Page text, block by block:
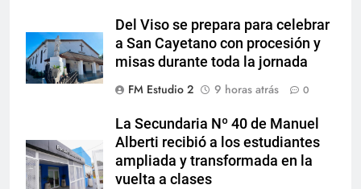
Del Viso se prepara para celebrar
a San Cayetano con procesión y
misas durante toda la jornada
FM Estudio 2
9 horas atrás 0
La Secundaria Nº 40 de Manuel
Alberti recibió a los estudiantes
ampliada y transformada en la
vuelta a clases